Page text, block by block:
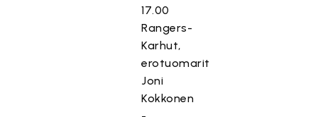
17.00
Rangers-
Karhut,
erotuomarit
Joni
Kokkonen